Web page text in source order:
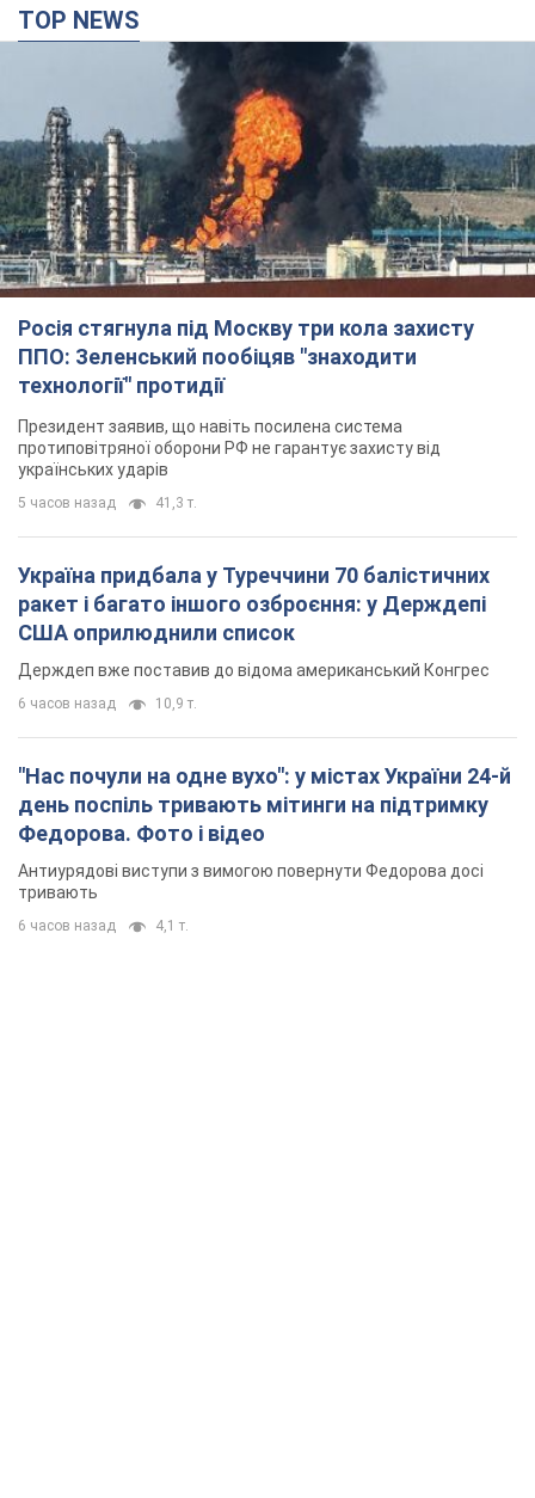
TOP NEWS
Росія стягнула під Москву три кола захисту
ППО: Зеленський пообіцяв "знаходити
технології" протидії
Президент заявив, що навіть посилена система
протиповітряної оборони РФ не гарантує захисту від
українських ударів
5 часов назад 41,3 т.
Україна придбала у Туреччини 70 балістичних
ракет і багато іншого озброєння: у Держдепі
США оприлюднили список
Держдеп вже поставив до відома американський Конгрес
6 часов назад 10,9 т.
"Нас почули на одне вухо": у містах України 24-й
день поспіль тривають мітинги на підтримку
Федорова. Фото і відео
Антиурядові виступи з вимогою повернути Федорова досі
тривають
6 часов назад 4,1 т.